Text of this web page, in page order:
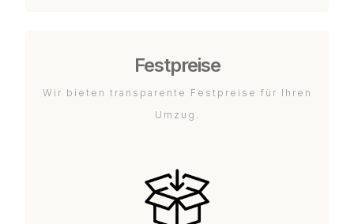
Festpreise
Wir bieten transparente Festpreise für Ihren
Umzug.